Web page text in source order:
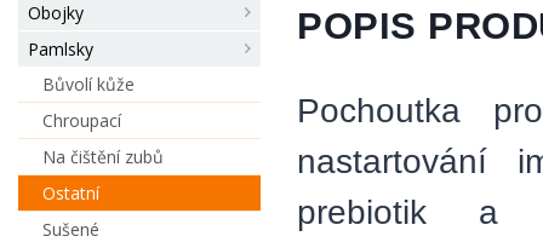
Obojky
Pamlsky
Bůvolí kůže
Chroupací
Na čištění zubů
Ostatní
Sušené
POPIS
Pochoutka
nastartování
prebiotik a